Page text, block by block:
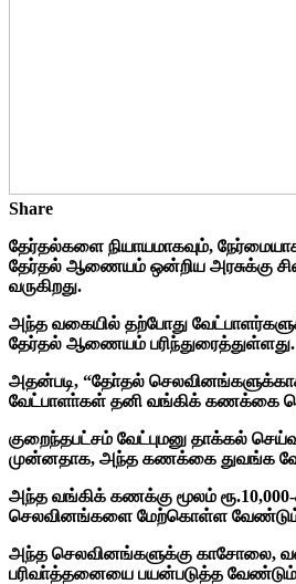
Share
தேர்தல்களை நியாயமாகவும்,
தேர்தல் ஆணையம் ஒன்றிய அரசுக்கு
வருகிறது.
அந்த வகையில் தற்போது
தேர்தல் ஆணையம் பரிந்துரைத்துள்ளது.
அதன்படி, “தோ்தல்
வேட்பாளா்கள் தனி வங்கிக் கணக்கை
குறைந்தபட்சம் வேட்புமனு தாக்கல்
முன்னதாக, அந்த கணக்கை துவங்க
அந்த வங்கிக் கணக்கு மூலம்
செலவினங்களை மேற்கொள்ள
அந்த செலவினங்களுக்கு காசோலை,
பரிவா்த்தனையை பயன்படுத்த